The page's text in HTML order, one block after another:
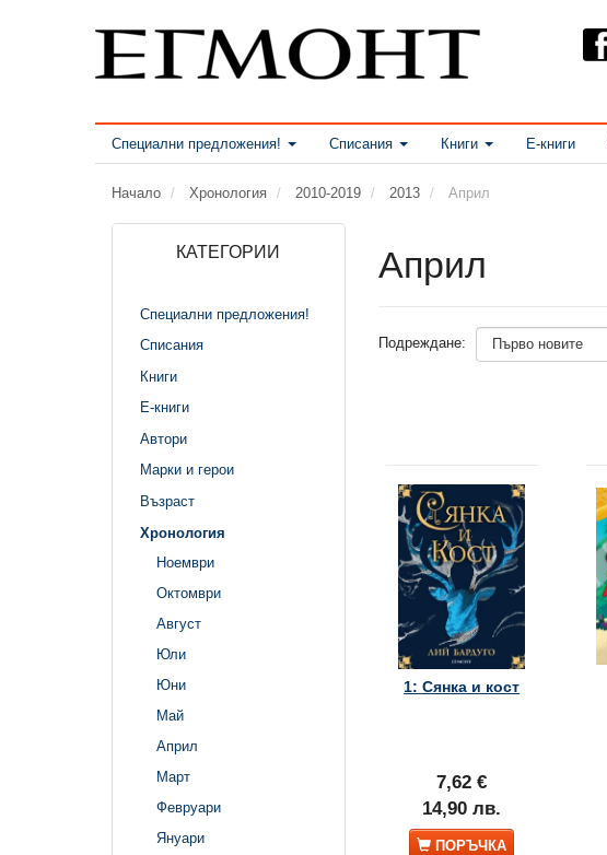
Специални предложения! Списания Книги Е-книги
Начало Хронология 2010-2019 2013 Април
КАТЕГОРИИ
Специални предложения!
Списания
Книги
Е-книги
Автори
Марки и герои
Възраст
Хронология
Ноември
Октомври
Август
Юли
Юни
Май
Април
Март
Февруари
Януари
Април
Подреждане:
1: Сянка и кост
7,62 €
14,90 лв.
ПОРЪЧКА